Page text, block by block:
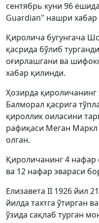
сентябрь куни 96
Guardian" нашри хабар
Қиролича бугунгача
қасрида бўлиб
оғирлашгани ва
хабар қилинди.
Ҳозирда
Балморал қасрига
қироллик оиласини
рафиқаси Меган
олган.
Қироличанинг 4
ва 12 нафар эвараси
Елизавета II 1926 йил
йилда тахтга ўтирган
ўзида сақлаб турган